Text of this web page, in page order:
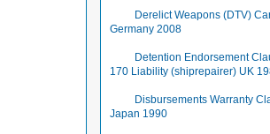
Derelict Weapons (DTV)
Germany 2008
Detention Endorsement
170 Liability (shiprepairer) UK
Disbursements Warranty
Japan 1990